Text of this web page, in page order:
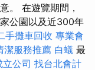
。 在遊覽期間，
公園以及近300年
手攤車回收 專業會
潔服務推薦 白蟻 最
立公司 找台北會計